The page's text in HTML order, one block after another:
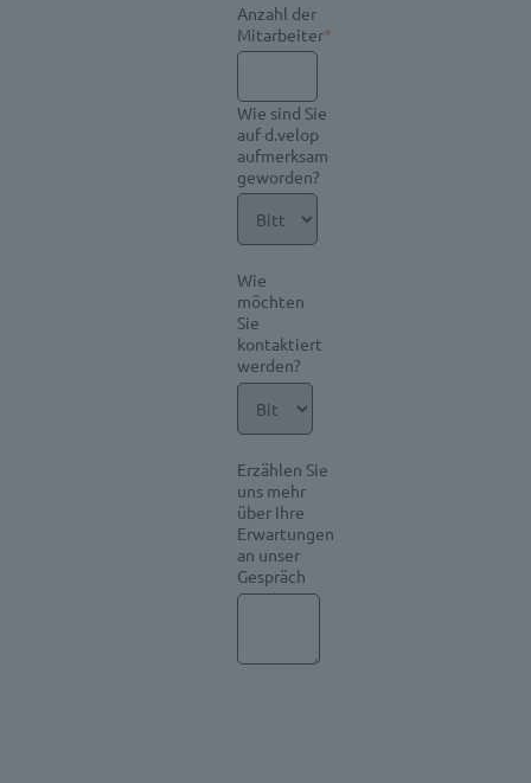
Anzahl der
Mitarbeiter*
Wie sind Sie
auf d.velop
aufmerksam
geworden?
Wie
möchten
Sie
kontaktiert
werden?
Erzählen Sie
uns mehr
über Ihre
Erwartungen
an unser
Gespräch